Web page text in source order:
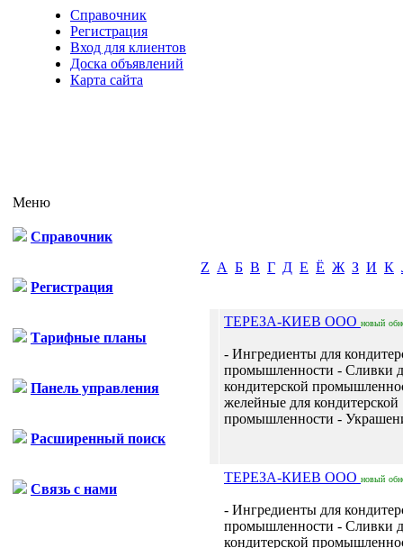
Справочник
Регистрация
Вход для клиентов
Доска объявлений
Карта сайта
Меню
Справочник
Регистрация
Тарифные планы
Панель управления
Расширенный поиск
Связь с нами
Z А Б В Г Д Е Ё Ж З И К
ТЕРЕЗА-КИЕВ ООО новый
- Ингредиенты для
промышленности - Сливки
кондитерской
желейные для кондитерской
промышленности -
ТЕРЕЗА-КИЕВ ООО новый
- Ингредиенты для
промышленности - Сливки
кондитерской